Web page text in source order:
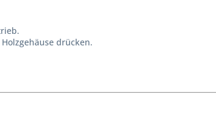
drücken.